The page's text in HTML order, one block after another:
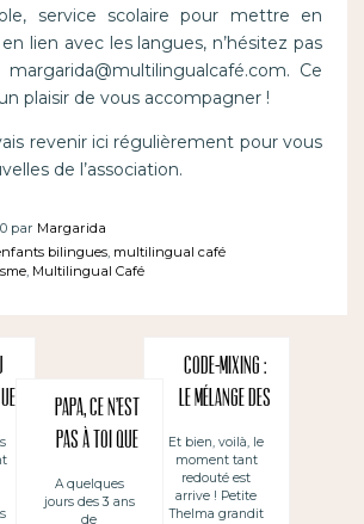
service scolaire pour mettre en
lien avec les langues, n’hésitez pas
Ce
plaisir de vous accompagner !
revenir ici régulièrement pour vous
de l’association.
par Margarida
bilingues, multilingual café
, Multilingual Café
Papa, ce n’est
pas à toi que
je parle
A quelques
jours des 3 ans
de
Code-mixing :
le mélange des
langues de ma
petite
trilingue
Et bien, voilà, le
moment tant
redouté est
arrive ! Petite
Thelma grandit